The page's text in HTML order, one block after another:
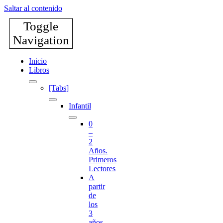
Saltar al contenido
Toggle
Navigation
Inicio
Libros
[Tabs]
Infantil
0
–
2
Años.
Primeros
Lectores
A
partir
de
los
3